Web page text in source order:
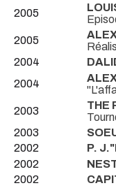
2005
2005
2004
2004
2003
THE
2003
2002
P.
2002
2002